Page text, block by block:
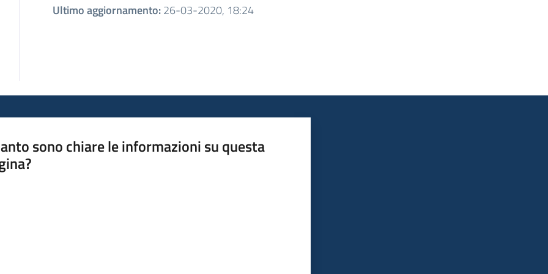
Ultimo aggiornamento:26-03-2020, 18:24
sono chiare le informazioni su questa